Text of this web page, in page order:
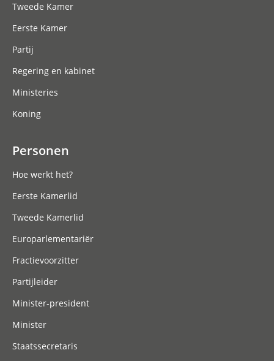
Tweede Kamer
Eerste Kamer
Partij
Regering en kabinet
Ministeries
Koning
Personen
Hoe werkt het?
Eerste Kamerlid
Tweede Kamerlid
Europarlementariër
Fractievoorzitter
Partijleider
Minister-president
Minister
Staatssecretaris